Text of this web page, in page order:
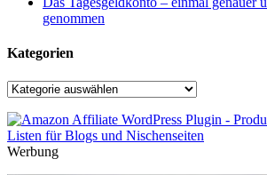
genommen
Kategorien
Kategorien
Werbung